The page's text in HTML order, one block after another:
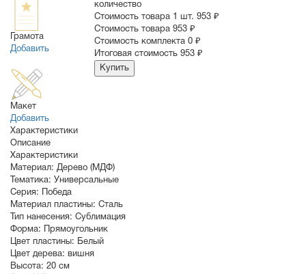
Грамота
Добавить
Макет
Добавить
количество
Стоимость товара 1 шт. 953 ₽
Cтоимость товара 953 ₽
Стоимость комплекта 0 ₽
Итоговая стоимость 953 ₽
Купить
Характеристики
Описание
Характеристики
Материал: Дерево (МДФ)
Тематика: Универсальные
Серия: Победа
Материал пластины: Сталь
Тип нанесения: Сублимация
Форма: Прямоугольник
Цвет пластины: Белый
Цвет дерева: вишня
Высота: 20 см